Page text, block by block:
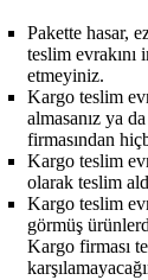
Pakette hasar,
teslim evrakını
etmeyiniz.
Kargo teslim
almasanız ya
firmasından
Kargo teslim
olarak teslim
Kargo teslim
görmüş
Kargo firması